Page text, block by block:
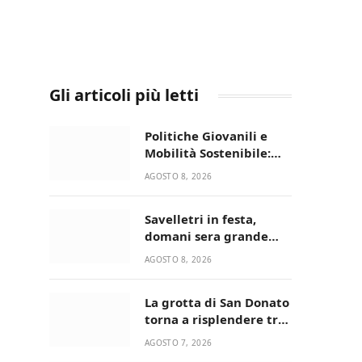
Gli articoli più letti
Politiche Giovanili e
Mobilità Sostenibile:
premiati gli studenti
AGOSTO 8, 2026
Savelletri in festa,
domani sera grande
spettacolo con Uccio De
AGOSTO 8, 2026
La grotta di San Donato
torna a risplendere tra
fede, natura e
AGOSTO 7, 2026